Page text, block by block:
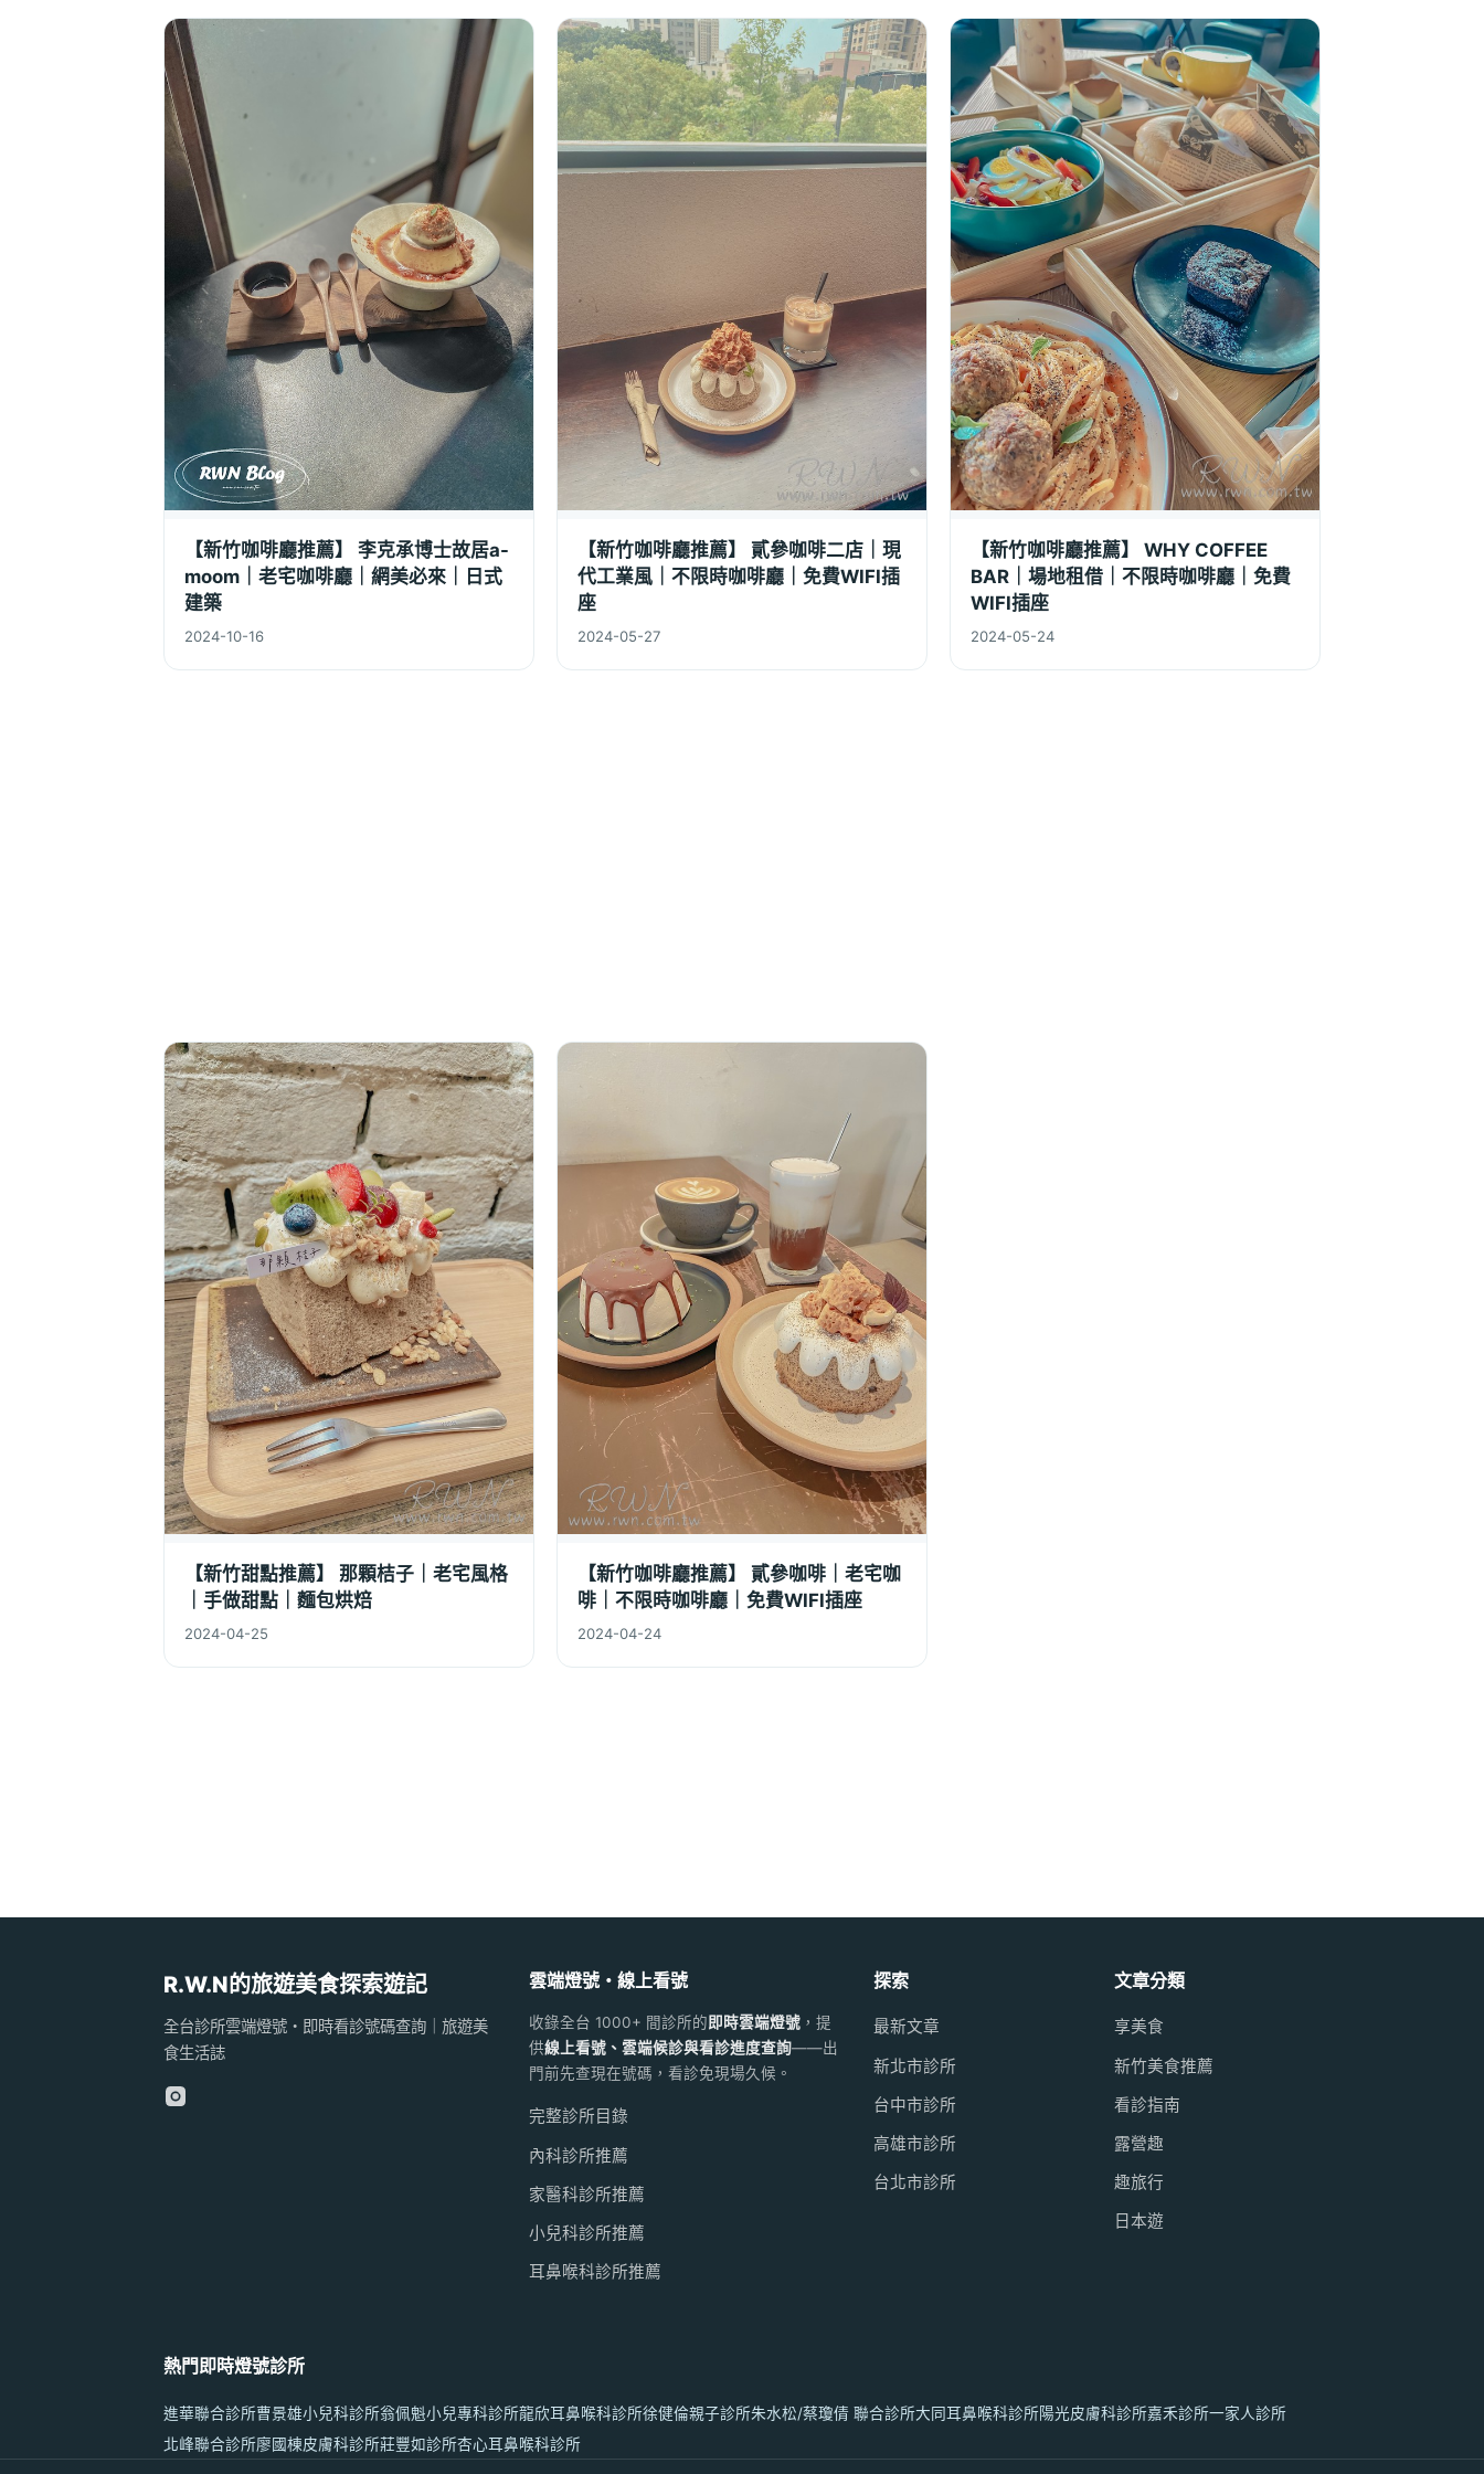
【新竹咖啡廳推薦】 李克承博士故居a-
moom｜老宅咖啡廳｜網美必來｜日式
建築
2024-10-16
【新竹咖啡廳推薦】 貳參咖啡二店｜現
代工業風｜不限時咖啡廳｜免費WIFI插
座
2024-05-27
【新竹咖啡廳推薦】 WHY COFFEE
BAR｜場地租借｜不限時咖啡廳｜免費
WIFI插座
2024-05-24
【新竹甜點推薦】 那顆桔子｜老宅風格
｜手做甜點｜麵包烘焙
2024-04-25
【新竹咖啡廳推薦】 貳參咖啡｜老宅咖
啡｜不限時咖啡廳｜免費WIFI插座
2024-04-24
R.W.N的旅遊美食探索遊記
全台診所雲端燈號・即時看診號碼查詢｜旅遊美
食生活誌
雲端燈號・線上看號
收錄全台 1000+ 間診所的即時雲端燈號，提
供線上看號、雲端候診與看診進度查詢——出
門前先查現在號碼，看診免現場久候。
完整診所目錄
內科診所推薦
家醫科診所推薦
小兒科診所推薦
耳鼻喉科診所推薦
探索
最新文章
新北市診所
台中市診所
高雄市診所
台北市診所
文章分類
享美食
新竹美食推薦
看診指南
露營趣
趣旅行
日本遊
熱門即時燈號診所
進華聯合診所曹景雄小兒科診所翁佩魁小兒專科診所龍欣耳鼻喉科診所徐健倫親子診所朱水松/蔡瓊倩 聯合診所大同耳鼻喉科診所陽光皮膚科診所嘉禾診所一家人診所
北峰聯合診所廖國棟皮膚科診所莊豐如診所杏心耳鼻喉科診所